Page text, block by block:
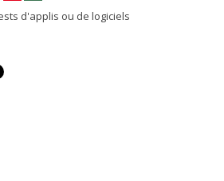
d'applis ou de logiciels